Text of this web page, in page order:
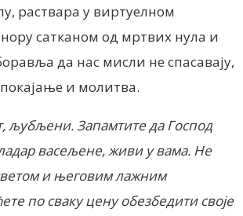
раствара у виртуелном
сатканом од мртвих нула и
да нас мисли не спасавају,
и молитва.
љубљени. Запамтите да Господ
васељене, живи у вама. Не
и његовим лажним
по сваку цену обезбедити своје